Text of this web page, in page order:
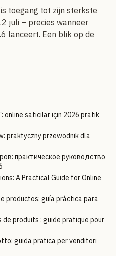
toegang tot zijn sterkste
juli – precies wanneer
lanceert. Een blik op de
online satıcılar için 2026 pratik
praktyczny przewodnik dla
практическое руководство
A Practical Guide for Online
productos: guía práctica para
de produits : guide pratique pour
guida pratica per venditori